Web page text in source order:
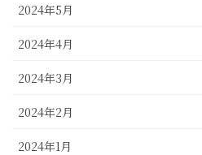
2024年5月
2024年4月
2024年3月
2024年2月
2024年1月